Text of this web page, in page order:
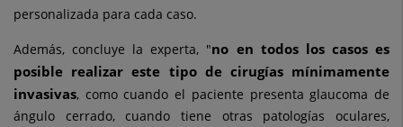
personalizada para cada caso.
Además, concluye la experta, "no en todos los casos es
posible realizar este tipo de cirugías mínimamente
invasivas, como cuando el paciente presenta glaucoma de
ángulo cerrado, cuando tiene otras patologías oculares,